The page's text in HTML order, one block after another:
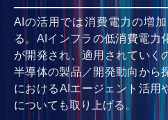
AIの活用では消費電力の増
る。AIインフラの低消費電力
が開発され、適用されていく
半導体の製品／開発動向から
におけるAIエージェント活用
についても取り上げる。